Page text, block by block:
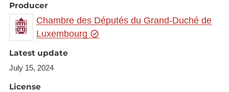
formats suivants :
XLS
XML
HTML
Producer
Chambre des Députés du Grand-Duché de
Luxembourg
Latest update
July 15, 2024
License